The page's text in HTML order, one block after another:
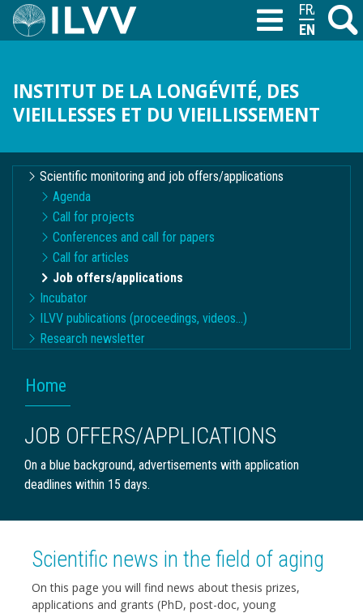
Skip
Search
M
INSTITUT DE LA LONGÉVITÉ, DES
VIEILLESSES ET DU VIEILLISSEMENT
T
Navigation
contextuelle
Scientific monitoring and job offers/applications
Agenda
Call for projects
Conferences and call for papers
Call for articles
Job offers/applications
Incubator
ILVV publications (proceedings, videos...)
Research newsletter
BREADCRUMB
Home
JOB OFFERS/APPLICATIONS
On a blue background, advertisements with application
deadlines within 15 days.
Scientific news in the field of aging
On this page you will find news about thesis prizes,
applications and grants (PhD, post-doc, young
FRANÇAIS
ENGLISH